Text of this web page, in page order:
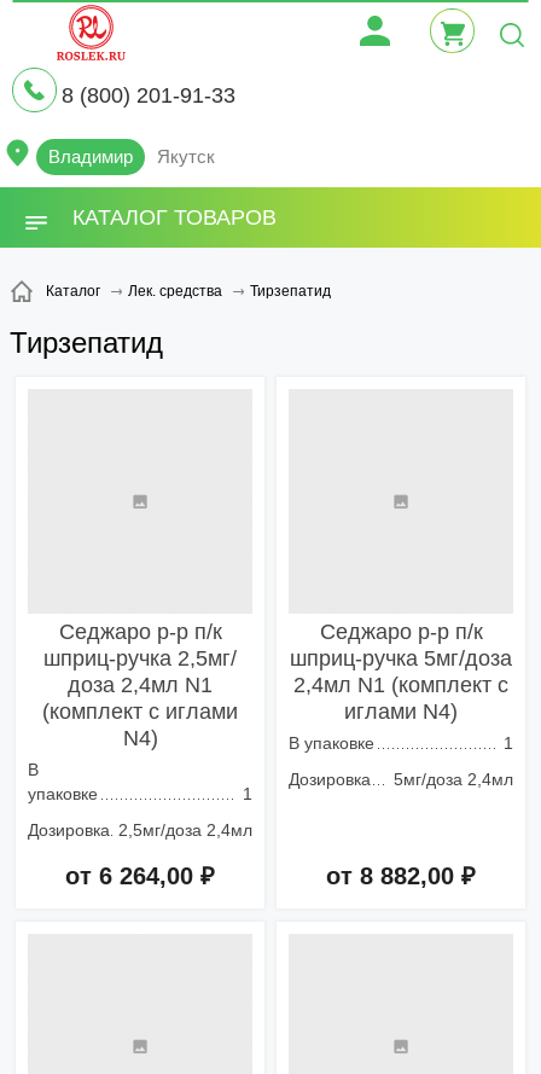
8 (800) 201-91-33
Владимир Якутск
КАТАЛОГ ТОВАРОВ
Каталог Лек. средства Тирзепатид
Тирзепатид
Седжаро р-р п/к
шприц-ручка 2,5мг/
доза 2,4мл N1
(комплект с иглами
N4)
В
упаковке
1
Дозировка 2,5мг/доза 2,4мл
от 6 264,00 ₽
Седжаро р-р п/к
шприц-ручка 5мг/доза
2,4мл N1 (комплект с
иглами N4)
В упаковке
1
Дозировка
5мг/доза 2,4мл
от 8 882,00 ₽